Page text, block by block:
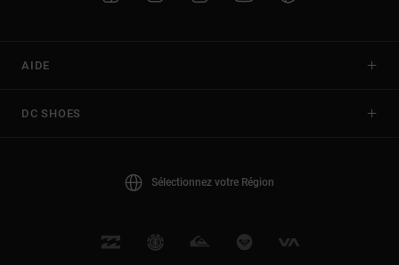
AIDE
DC SHOES
Sélectionnez votre Région